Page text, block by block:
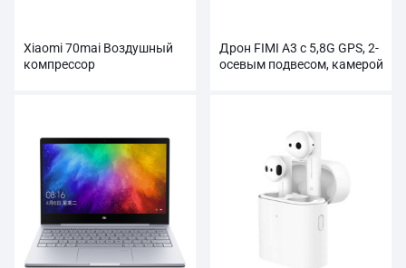
Xiaomi 70mai Воздушный
компрессор
Дрон FIMI A3 с 5,8G GPS, 2-
осевым подвесом, камерой